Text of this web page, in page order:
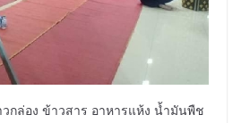
กล่อง ข้าวสาร อาหารแห้ง น้ำมันพืช